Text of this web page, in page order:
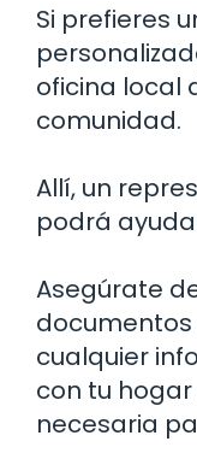
Si prefieres
oficina local
comunidad.
Allí, un
podrá
Asegúrate
cualquier
con tu
necesaria